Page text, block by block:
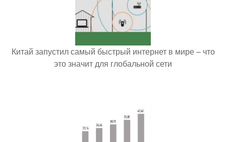
Китай запустил самый быстрый интернет в мире – что
это значит для глобальной сети